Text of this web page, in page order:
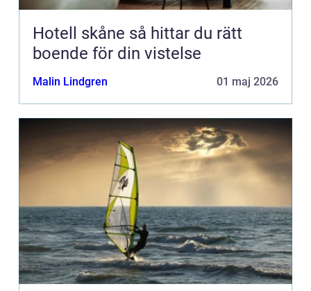
Hotell skåne så hittar du rätt
boende för din vistelse
Malin Lindgren 01 maj 2026